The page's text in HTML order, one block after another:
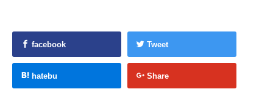
facebook Tweet
hatebu Share